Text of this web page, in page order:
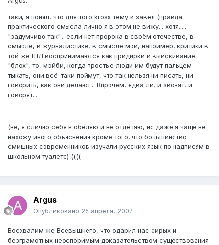
таки, я понял, что для того kross тему и завёл (правда.
практического смысла лично я в этом не вижу... хотя.....
"задумчиво так"... если нет пророка в своём отечестве, в
смысле, в журналистике, в смысле мои, например, критики в
той же ШЛ воспринимаются как придирки и выискивание
"блох", то, мэйби, когда простые люди им будут пальцем
тыкать, они всё-таки поймут, что так нельзя ни писать, ни
говорить, как они делают... Впрочем, едва ли, и звонят, и
говорят...
(не, я слично себя н обеляю и не отделяю, но даже я чаще не
нахожу иного объяснения кроме того, что большинство
смишных современников изучали русских язык по надписям в
школьном туалете) ((((
Argus
Опубликовано 25 апреля, 2007
Восхвалим же Всевышнего, что одарил нас сирых и
безграмотных неоспоримым доказательством существования